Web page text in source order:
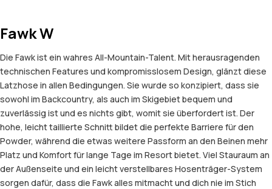
Fawk W
Die Fawk ist ein wahres All-Mountain-Talent. Mit herausragenden
technischen Features und kompromisslosem Design, glänzt diese
Latzhose in allen Bedingungen. Sie wurde so konzipiert, dass sie
sowohl im Backcountry, als auch im Skigebiet bequem und
zuverlässig ist und es nichts gibt, womit sie überfordert ist. Der
hohe, leicht taillierte Schnitt bildet die perfekte Barriere für den
Powder, während die etwas weitere Passform an den Beinen mehr
Platz und Komfort für lange Tage im Resort bietet. Viel Stauraum an
der Außenseite und ein leicht verstellbares Hosenträger-System
sorgen dafür, dass die Fawk alles mitmacht und dich nie im Stich